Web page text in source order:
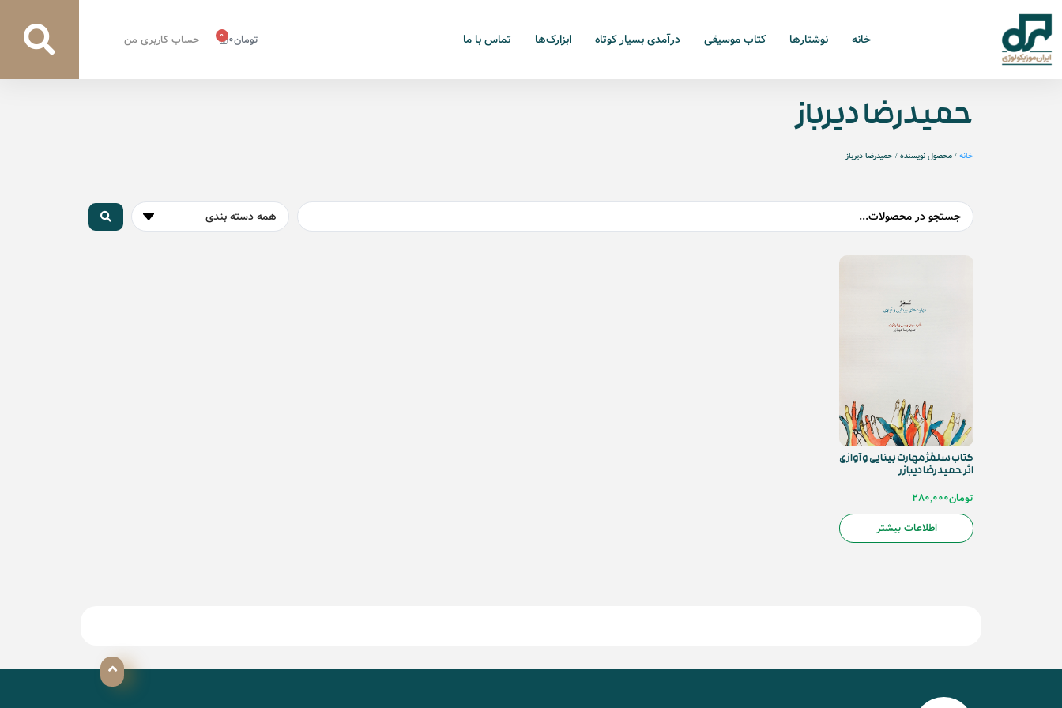
خانه نوشتارها کتاب موسیقی درآمدی بسیار کوتاه ابزارک‌ها تماس با ما تومان0
0 حساب کاربری من
حمیدرضا دیرباز
خانه / محصول نویسنده / حمیدرضا دیرباز
کتاب سلفژ مهارت بینایی و آوازی
اثر حمیدرضا دیبازر
تومان280,000
اطلاعات بیشتر